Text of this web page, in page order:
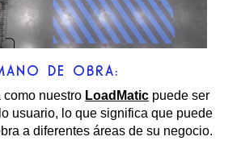
DE OBRA:
como nuestro LoadMatic puede ser
usuario, lo que significa que puede
a diferentes áreas de su negocio.